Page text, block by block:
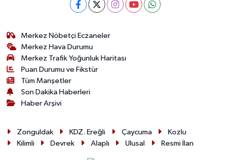
Merkez Nöbetçi Eczaneler
Merkez Hava Durumu
Merkez Trafik Yoğunluk Haritası
Puan Durumu ve Fikstür
Tüm Manşetler
Son Dakika Haberleri
Haber Arşivi
Zonguldak KDZ. Ereğli Çaycuma
Kozlu
Kilimli
Devrek Alaplı Ulusal Resmi İlan